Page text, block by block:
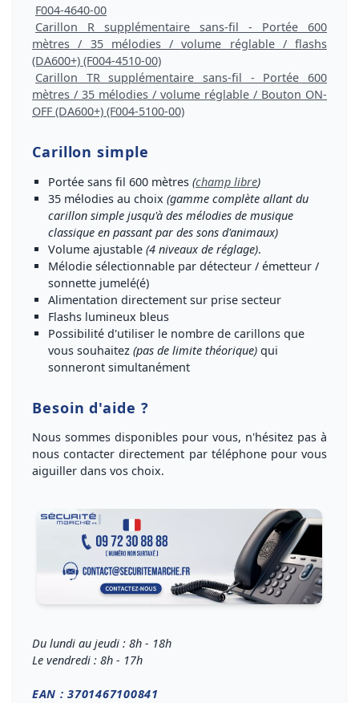
F004-4640-00
Carillon R supplémentaire sans-fil - Portée 600
mètres / 35 mélodies / volume réglable / flashs
(DA600+) (F004-4510-00)
Carillon TR supplémentaire sans-fil - Portée 600
mètres / 35 mélodies / volume réglable / Bouton ON-
OFF (DA600+) (F004-5100-00)
Carillon simple
Portée sans fil 600 mètres (champ libre)
35 mélodies au choix (gamme complète allant du
carillon simple jusqu'à des mélodies de musique
classique en passant par des sons d'animaux)
Volume ajustable (4 niveaux de réglage).
Mélodie sélectionnable par détecteur / émetteur /
sonnette jumelé(é)
Alimentation directement sur prise secteur
Flashs lumineux bleus
Possibilité d'utiliser le nombre de carillons que
vous souhaitez (pas de limite théorique) qui
sonneront simultanément
Besoin d'aide ?
Nous sommes disponibles pour vous, n'hésitez pas à
nouscontacter directement par téléphonepour vous
aiguiller dans vos choix.
Du lundi au jeudi : 8h - 18h
Le vendredi : 8h - 17h
EAN : 3701467100841